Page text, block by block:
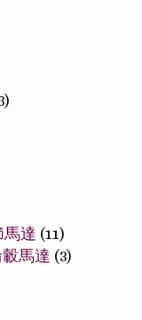
達 (11)
馬達 (3)